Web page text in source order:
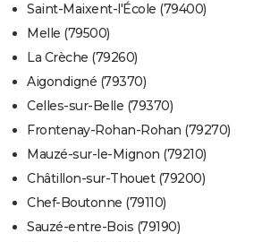
Saint-Maixent-l'École (79400)
Melle (79500)
La Crèche (79260)
Aigondigné (79370)
Celles-sur-Belle (79370)
Frontenay-Rohan-Rohan (79270)
Mauzé-sur-le-Mignon (79210)
Châtillon-sur-Thouet (79200)
Chef-Boutonne (79110)
Sauzé-entre-Bois (79190)